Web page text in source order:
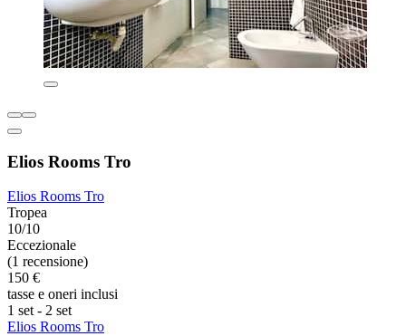
Elios Rooms Tro
Elios Rooms Tro
Tropea
10/10
Eccezionale
(1 recensione)
150 €
tasse e oneri inclusi
1 set - 2 set
Elios Rooms Tro